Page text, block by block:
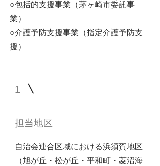
○包括的支援事業（茅ヶ崎市委託事
業）
○介護予防支援事業（指定介護予防支
援）
1
担当地区
自治会連合区域における浜須賀地区
（旭が丘・松が丘・平和町・菱沼海